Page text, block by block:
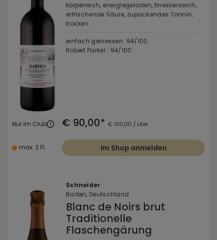
körperreich, energiegeladen, finessenreich,
erfrischende Säure, zupackendes Tannin,
trocken
einfach geniessen: 94/100
Robert Parker : 94/100
Nur im Club i € 90,00* € 120,00 / Liter
max. 2 Fl. Im Shop anmelden
Schneider
Baden, Deutschland
Blanc de Noirs brut
Traditionelle
Flaschengärung